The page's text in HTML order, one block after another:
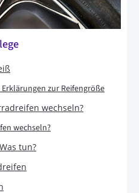
zur Reifengröße
wechseln?
wechseln?
tun?